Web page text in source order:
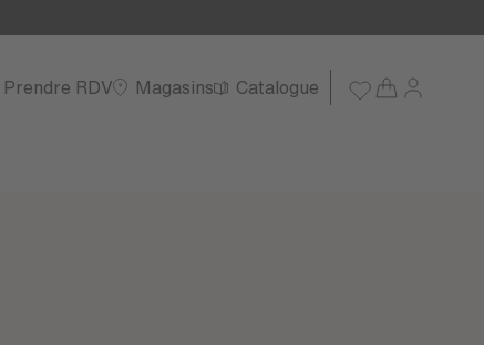
Prendre RDV Magasins Catalogue